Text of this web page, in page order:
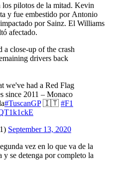
los pilotos de la mitad. Kevin
y fue embestido por Antonio
por Sainz. El Williams
afectado.
close-up of the crash
drivers back
we've had a Red Flag
since 2011 – Monaco
#TuscanGP🇮🇹 #F1
September 13, 2020
vez en lo que va de la
y se detenga por completo la